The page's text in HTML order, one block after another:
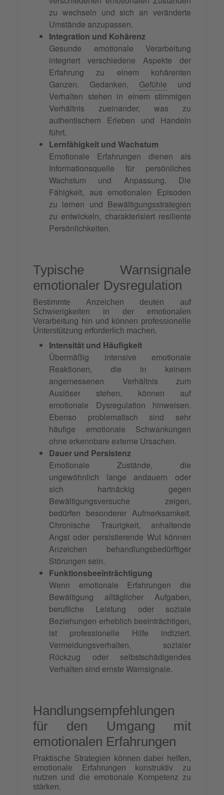
zu wechseln und sich an veränderte
Umstände anzupassen.
Integration und Kohärenz
Gesunde emotionale Verarbeitung
integriert verschiedene Aspekte der
Erfahrung zu einem kohärenten
Ganzen. Gedanken, Gefühle und
Verhalten stehen in einem stimmigen
Verhältnis zueinander, was zu
authentischem Erleben und Handeln
führt.
Lernfähigkeit und Wachstum
Emotionale Erfahrungen dienen als
Informationsquelle für persönliches
Wachstum und Anpassung. Die
Fähigkeit, aus emotionalen Episoden
zu lernen und Bewältigungsstrategien
zu entwickeln, charakterisiert resiliente
Persönlichkeiten.
Typische Warnsignale
emotionaler Dysregulation
Bestimmte Anzeichen deuten auf
Schwierigkeiten in der emotionalen
Verarbeitung hin und können professionelle
Unterstützung erforderlich machen.
Intensität und Häufigkeit
Übermäßig intensive emotionale
Reaktionen, die in keinem
angemessenen Verhältnis zum
Auslöser stehen, können auf
emotionale Dysregulation hinweisen.
Ebenso problematisch sind sehr
häufige emotionale Schwankungen
ohne erkennbare externe Ursachen.
Dauer und Persistenz
Emotionale Zustände, die
ungewöhnlich lange andauern oder
sich hartnäckig gegen
Bewältigungsversuche zeigen,
bedürfen besonderer Aufmerksamkeit.
Chronische Traurigkeit, anhaltende
Angst oder persistierende Wut können
Anzeichen behandlungsbedürftiger
Störungen sein.
Funktionsbeeinträchtigung
Wenn emotionale Erfahrungen die
Bewältigung alltäglicher Aufgaben,
berufliche Leistung oder soziale
Beziehungen erheblich beeinträchtigen,
ist professionelle Hilfe indiziert.
Vermeidungsverhalten, sozialer
Rückzug oder selbstschädigendes
Verhalten sind ernste Warnsignale.
Handlungsempfehlungen
für den Umgang mit
emotionalen Erfahrungen
Praktische Strategien können dabei helfen,
emotionale Erfahrungen konstruktiv zu
nutzen und die emotionale Kompetenz zu
stärken.